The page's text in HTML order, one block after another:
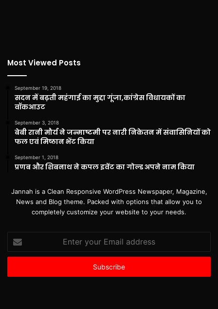
Most Viewed Posts
September 19, 2018
सदन में बढ़ती महंगाई का मुद्दा गूंजा,कांग्रेस विधायकों का
वॉकआउट
September 3, 2018
बेबी रानी मौर्य ने जन्माष्टमी पर नारी निकेतन में संवासिनियों को
फल एवं मिष्ठान भेंट किया
September 1, 2018
प्रणब और शिबनाथ ने कपल इवेंट का गोल्ड अपने नाम किया
Jannah is a Clean Responsive WordPress Newspaper, Magazine,
News and Blog theme. Packed with options that allow you to
completely customize your website to your needs.
your
Email